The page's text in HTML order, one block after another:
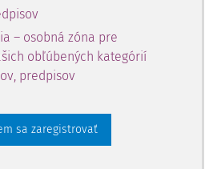
– osobná zóna pre
obľúbených kategórií
predpisov
sa zaregistrovať